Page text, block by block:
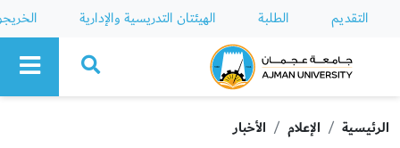
التقديم الطلبة الهيئتان التدريسية والإدارية
Ajman University
الرئيسية الإعلام الأخبار